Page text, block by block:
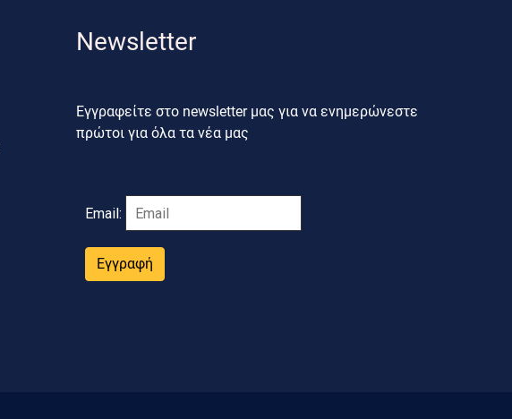
Newsletter
Εγγραφείτε στο newsletter μας για να ενημερώνεστε
πρώτοι για όλα τα νέα μας
Email:
Εγγραφή